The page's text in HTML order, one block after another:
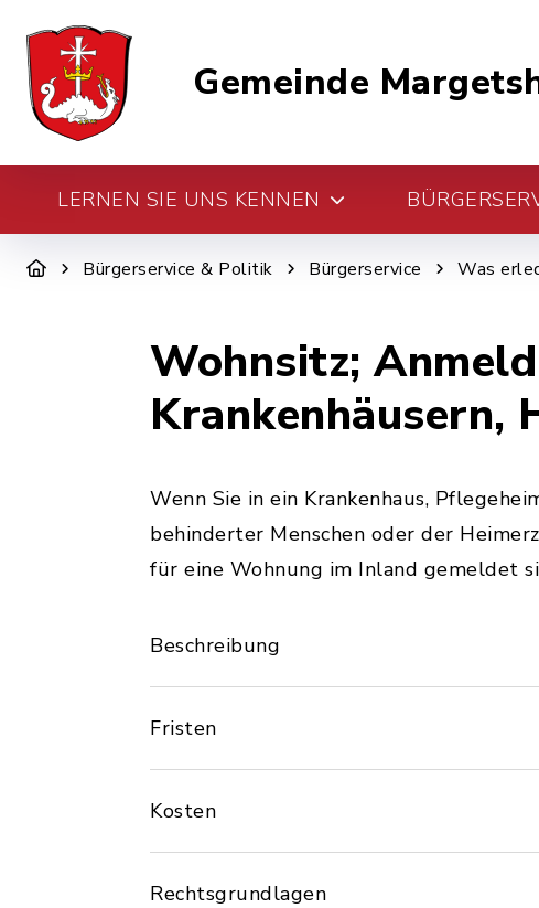
Gemeinde
LERNEN SIE UNS KENNEN
Bürgerservice & Politik Bürgerservice Was
Wohnsitz;
Krankenhäusern,
Wenn Sie in ein Krankenhaus,
behinderter Menschen oder der
für eine Wohnung im Inland gemeldet
Beschreibung
Fristen
Kosten
Rechtsgrundlagen